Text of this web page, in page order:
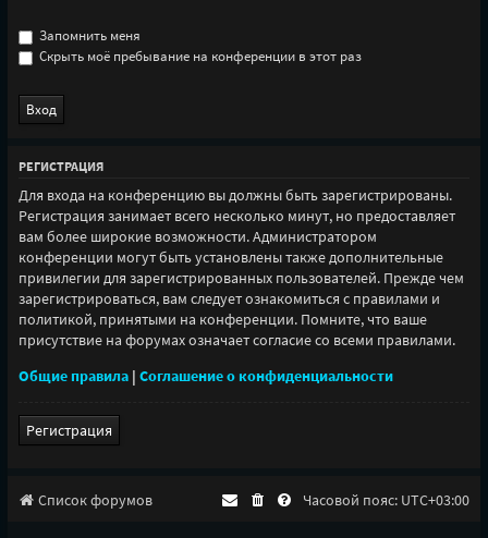
Запомнить меня
Скрыть моё пребывание на конференции в этот раз
РЕГИСТРАЦИЯ
Для входа на конференцию вы должны быть зарегистрированы.
Регистрация занимает всего несколько минут, но предоставляет
вам более широкие возможности. Администратором
конференции могут быть установлены также дополнительные
привилегии для зарегистрированных пользователей. Прежде чем
зарегистрироваться, вам следует ознакомиться с правилами и
политикой, принятыми на конференции. Помните, что ваше
присутствие на форумах означает согласие со всеми правилами.
Общие правила| Соглашение о конфиденциальности
Регистрация
Список форумов Часовой пояс: UTC+03:00